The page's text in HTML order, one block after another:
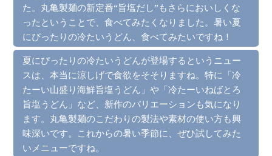
た。丸亀製麺の新定番“旨塩だし”もさらにおいしくな
ったということで、食べてみたくなりました。暑い夏
にぴったりの冷たいうどん、食べてみたいですね！
夏にぴったりの冷たいうどんが登場するというニュー
スは、本当に涼しげで食欲をそそりますね。特に「冷
たーい山盛り海鮮旨塩うどん」や「冷たーいねばとろ
旨塩うどん」など、新作のバリエーションも気になり
ます。丸亀製麺のこだわりの製法や素材の使い方も興
味深いです。これからの暑い季節に、ぜひ試してみた
いメニューですね。